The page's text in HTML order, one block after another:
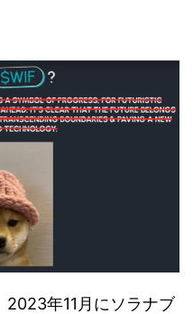
2023年11月にソラナブ